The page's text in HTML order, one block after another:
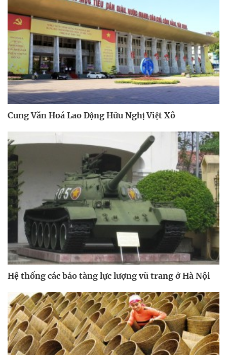
Cung Văn Hoá Lao Động Hữu Nghị Việt Xô
Hệ thống các bảo tàng lực lượng vũ trang ở Hà Nội